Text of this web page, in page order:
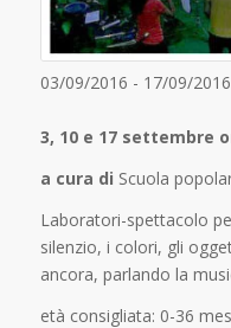
03/09/2016 - 17/09/2016
3, 10 e 17 settembre
a cura di Scuola
Laboratori-spettacolo
silenzio, i colori, gli
ancora, parlando la
età consigliata: 0-36